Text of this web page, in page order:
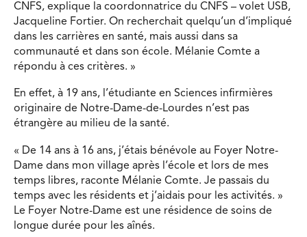
CNFS, explique la coordonnatrice du CNFS – volet USB,
Jacqueline Fortier. On recherchait quelqu’un d’impliqué
dans les carrières en santé, mais aussi dans sa
communauté et dans son école. Mélanie Comte a
répondu à ces critères. »
En effet, à 19 ans, l’étudiante en Sciences infirmières
originaire de Notre-Dame-de-Lourdes n’est pas
étrangère au milieu de la santé.
« De 14 ans à 16 ans, j’étais bénévole au Foyer Notre-
Dame dans mon village après l’école et lors de mes
temps libres, raconte Mélanie Comte. Je passais du
temps avec les résidents et j’aidais pour les activités. »
Le Foyer Notre-Dame est une résidence de soins de
longue durée pour les aînés.